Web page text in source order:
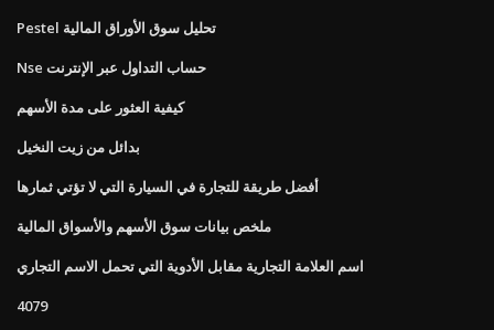
Pestel تحليل سوق الأوراق المالية
Nse حساب التداول عبر الإنترنت
كيفية العثور على مدة الأسهم
بدائل من زيت النخيل
أفضل طريقة للتجارة في السيارة التي لا تؤتي ثمارها
ملخص بيانات سوق الأسهم والأسواق المالية
اسم العلامة التجارية مقابل الأدوية التي تحمل الاسم التجاري
4079